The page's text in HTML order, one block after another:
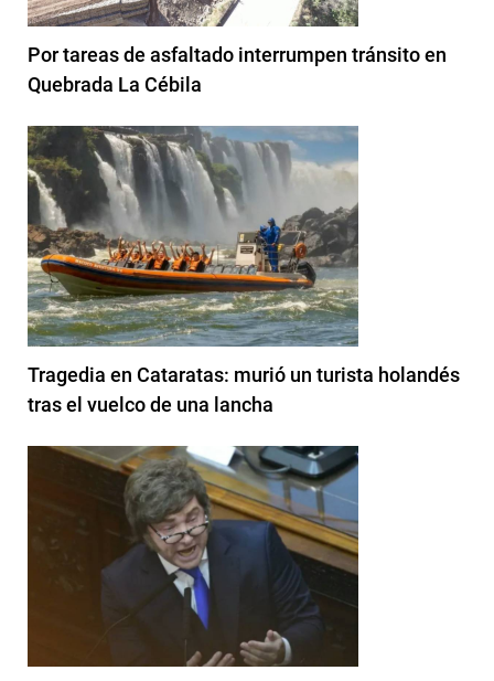
Por tareas de asfaltado interrumpen tránsito en
Quebrada La Cébila
Tragedia en Cataratas: murió un turista holandés
tras el vuelco de una lancha